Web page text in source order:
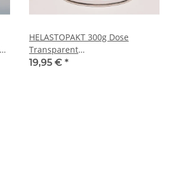
HELASTOPAKT 300g Dose
Transparent
Wassersportklebstoff
19,95 € *